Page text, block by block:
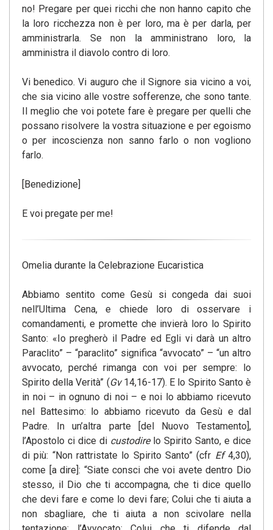
no! Pregare per quei ricchi che non hanno capito che
la loro ricchezza non è per loro, ma è per darla, per
amministrarla. Se non la amministrano loro, la
amministra il diavolo contro di loro.
Vi benedico. Vi auguro che il Signore sia vicino a voi,
che sia vicino alle vostre sofferenze, che sono tante.
Il meglio che voi potete fare è pregare per quelli che
possano risolvere la vostra situazione e per egoismo
o per incoscienza non sanno farlo o non vogliono
farlo.
[Benedizione]
E voi pregate per me!
Omelia durante la Celebrazione Eucaristica
Abbiamo sentito come Gesù si congeda dai suoi
nell’Ultima Cena, e chiede loro di osservare i
comandamenti, e promette che invierà loro lo Spirito
Santo: «Io pregherò il Padre ed Egli vi darà un altro
Paraclito” – “paraclito” significa “avvocato” – “un altro
avvocato, perché rimanga con voi per sempre: lo
Spirito della Verità” (Gv14,16-17). E lo Spirito Santo è
in noi – in ognuno di noi – e noi lo abbiamo ricevuto
nel Battesimo: lo abbiamo ricevuto da Gesù e dal
Padre. In un’altra parte [del Nuovo Testamento],
l’Apostolo ci dice di custodirelo Spirito Santo, e dice
di più: “Non rattristate lo Spirito Santo” (cfr Ef4,30),
come [a dire]: “Siate consci che voi avete dentro Dio
stesso, il Dio che ti accompagna, che ti dice quello
che devi fare e come lo devi fare; Colui che ti aiuta a
non sbagliare, che ti aiuta a non scivolare nella